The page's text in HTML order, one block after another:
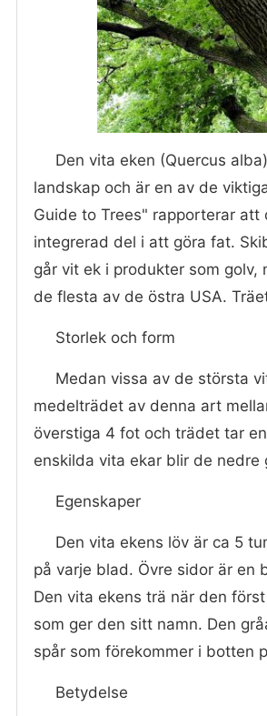
Den vita eken (Quercus
landskap och är en av de
Guide to Trees" rapporterar
integrerad del i att göra fat.
går vit ek i produkter som
de flesta av de östra USA.
Storlek och form
Medan vissa av de största
medelträdet av denna art
överstiga 4 fot och trädet tar
enskilda vita ekar blir de nedre
Egenskaper
Den vita ekens löv är ca 5
på varje blad. Övre sidor är en
Den vita ekens trä när den
som ger den sitt namn. Den
spår som förekommer i botten
Betydelse